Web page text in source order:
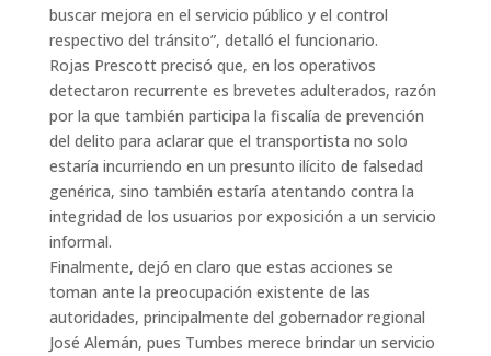
buscar mejora en el servicio público y el control
respectivo del tránsito”, detalló el funcionario.
Rojas Prescott precisó que, en los operativos
detectaron recurrente es brevetes adulterados, razón
por la que también participa la fiscalía de prevención
del delito para aclarar que el transportista no solo
estaría incurriendo en un presunto ilícito de falsedad
genérica, sino también estaría atentando contra la
integridad de los usuarios por exposición a un servicio
informal.
Finalmente, dejó en claro que estas acciones se
toman ante la preocupación existente de las
autoridades, principalmente del gobernador regional
José Alemán, pues Tumbes merece brindar un servicio